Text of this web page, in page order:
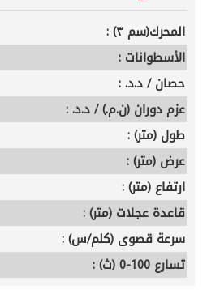
المحرك(سم ٣) :
الأسطوانات :
حصان / د.د. :
عزم دوران (ن.م.) / د.د. :
طول (متر) :
عرض (متر) :
ارتفاع (متر) :
قاعدة عجلات (متر) :
سرعة قصوى (كلم/س) :
تسارع 100-0 (ث) :